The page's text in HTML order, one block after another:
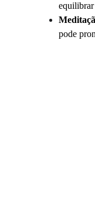
equilibrar
pode